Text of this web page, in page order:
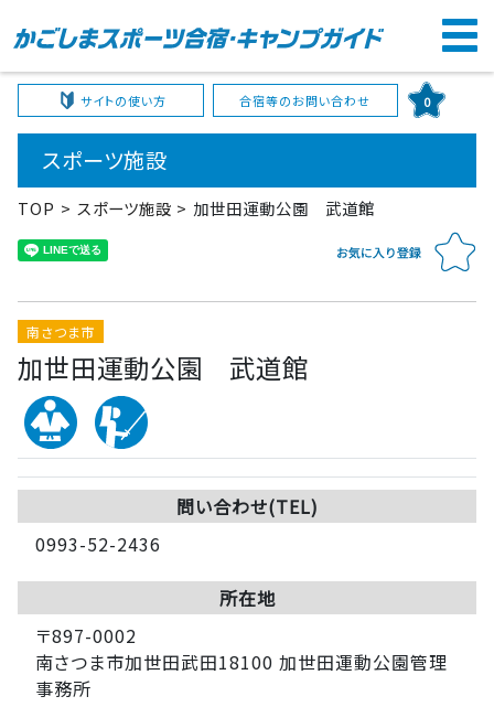
サイトの使い方 合宿等のお問い合わせ 0
スポーツ施設
TOP スポーツ施設 加世田運動公園 武道館
南さつま市
加世田運動公園 武道館
問い合わせ(TEL)
0993-52-2436
所在地
〒897-0002
南さつま市加世田武田18100 加世田運動公園管理
事務所